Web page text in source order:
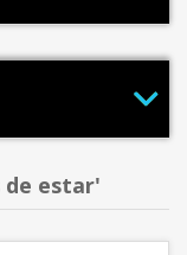
de estar'